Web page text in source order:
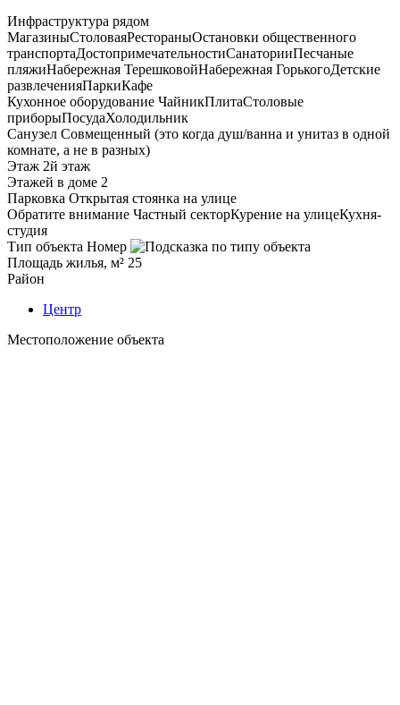
Инфраструктура рядом
МагазиныСтоловаяРестораныОстановки общественного
транспортаДостопримечательностиСанаторииПесчаные
пляжиНабережная ТерешковойНабережная ГорькогоДетские
развлеченияПаркиКафе
Кухонное оборудование ЧайникПлитаСтоловые
приборыПосудаХолодильник
Санузел Совмещенный (это когда душ/ванна и унитаз в одной
комнате, а не в разных)
Этаж 2й этаж
Этажей в доме 2
Парковка Открытая стоянка на улице
Обратите внимание Частный секторКурение на улицеКухня-
студия
Тип объекта Номер
Площадь жилья, м² 25
Район
Центр
Местоположение объекта